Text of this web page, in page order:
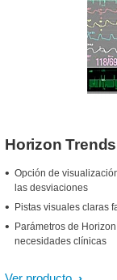
Horizon Trends
Opción de
las desviaciones
Pistas visuales claras
Parámetros de
necesidades clínicas